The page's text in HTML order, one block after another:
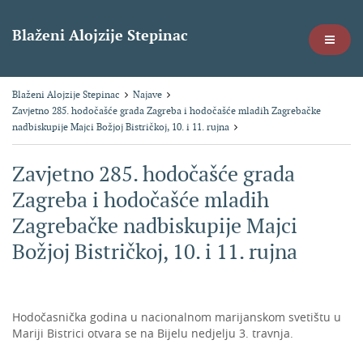
Blaženi Alojzije Stepinac
Blaženi Alojzije Stepinac
Najave
Zavjetno 285. hodočašće grada Zagreba i hodočašće mladih Zagrebačke
nadbiskupije Majci Božjoj Bistričkoj, 10. i 11. rujna
Zavjetno 285. hodočašće grada
Zagreba i hodočašće mladih
Zagrebačke nadbiskupije Majci
Božjoj Bistričkoj, 10. i 11. rujna
Hodočasnička godina u nacionalnom marijanskom svetištu u
Mariji Bistrici otvara se na Bijelu nedjelju 3. travnja.